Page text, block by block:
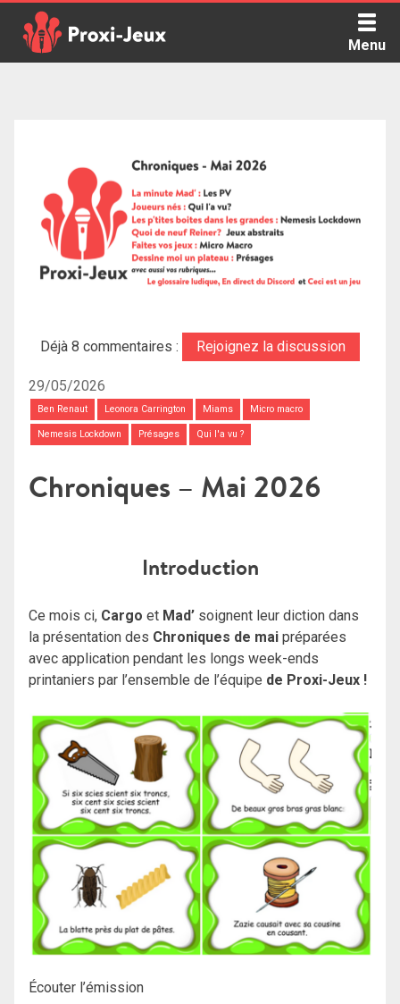
content
Menu
Déjà 8 commentaires : Rejoignez la discussion
29/05/2026
Ben Renaut Leonora Carrington Miams Micro macro
Nemesis Lockdown Présages Qui l'a vu ?
Chroniques – Mai 2026
Introduction
Ce mois ci, Cargo et Mad’ soignent leur diction dans
la présentation des Chroniques de mai préparées
avec application pendant les longs week-ends
printaniers par l’ensemble de l’équipe de Proxi-Jeux !
Écouter l’émission